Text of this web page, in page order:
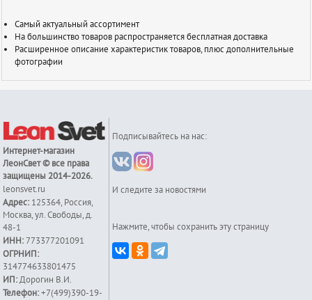
Самый актуальный ассортимент
На большинство товаров распространяется бесплатная доставка
Расширенное описание характеристик товаров, плюс дополнительные
фотографии
Интернет-магазин
ЛеонСвет© все права
защищены 2014-2026.
leonsvet.ru
Адрес: 125364,Россия,
Москва,ул. Свободы, д.
48-1
ИНН:773377201091
ОГРНИП:
314774633801475
ИП:Дорогин В.И.
Телефон: +7(499)390-19-
Подписывайтесь на нас:
И следите за новостями
Нажмите, чтобы сохранить эту страницу